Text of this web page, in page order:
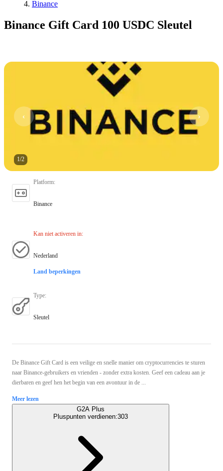
Binance
Binance Gift Card 100 USDC Sleutel
1/2
Platform:
Binance
Kan niet activeren in:
Nederland
Land beperkingen
Type:
Sleutel
De Binance Gift Card is een veilige en snelle manier om cryptocurrencies te sturen
naar Binance-gebruikers en vrienden - zonder extra kosten. Geef een cadeau aan je
dierbaren en geef hen het begin van een avontuur in de ...
Meer lezen
G2A Plus
Pluspunten verdienen:303